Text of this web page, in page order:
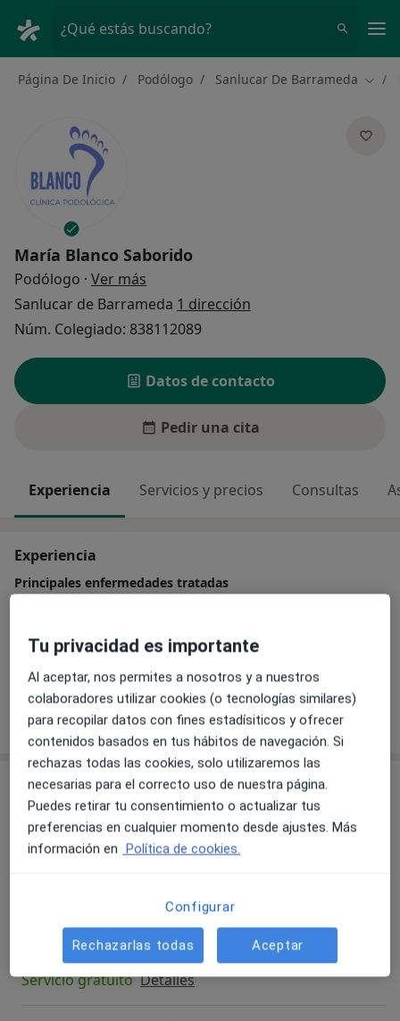
¿Qué estás buscando?
Página De Inicio Podólogo Sanlucar De Barrameda
María Blanco Saborido
Podólogo · Ver más
Sanlucar de Barrameda 1 dirección
Núm. Colegiado: 838112089
Datos de contacto
Pedir una cita
Experiencia Servicios y precios Consultas
Experiencia
Principales enfermedades tratadas
Verrugas plantares
Pie diabético
Mostrar más detalles
sobre la experiencia
Servicios y precios
Podología diabética (pie de riesgo)
Servicio gratuito Detalles
Detalles
Tratamiento del papiloma plantar
Servicio gratuito Detalles
Tu privacidad es importante
Al aceptar, nos permites a nosotros y a nuestros
colaboradores utilizar cookies (o tecnologías similares)
para recopilar datos con fines estadísiticos y ofrecer
contenidos basados en tus hábitos de navegación. Si
rechazas todas las cookies, solo utilizaremos las
necesarias para el correcto uso de nuestra página.
Puedes retirar tu consentimiento o actualizar tus
preferencias en cualquier momento desde ajustes. Más
información en Política de cookies.
Configurar
Rechazarlas todas Aceptar